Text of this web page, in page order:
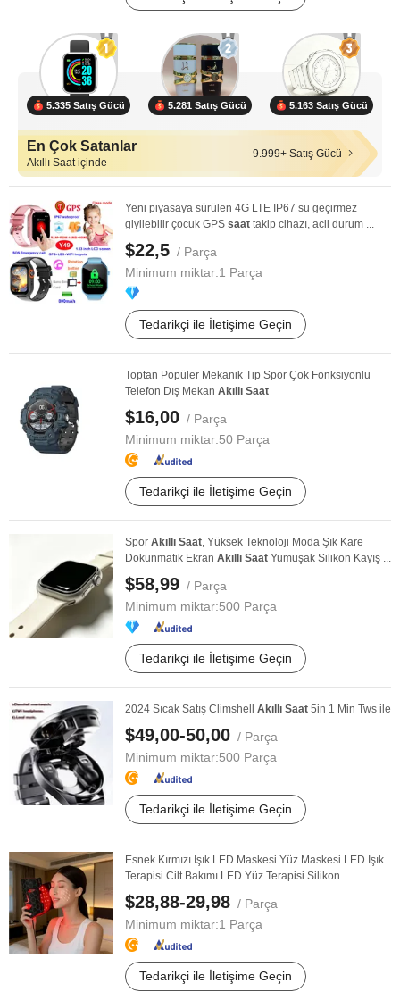
5.335 Satış Gücü 5.281 Satış Gücü 5.163 Satış Gücü
En Çok Satanlar
Akıllı Saat içinde
9.999+ Satış Gücü
Yeni piyasaya sürülen 4G LTE IP67 su geçirmez
giyilebilir çocuk GPS saat takip cihazı, acil durum ...
$22,5 / Parça
Minimum miktar:1 Parça
Tedarikçi ile İletişime Geçin
Toptan Popüler Mekanik Tip Spor Çok Fonksiyonlu
Telefon Dış Mekan Akıllı Saat
$16,00 / Parça
Minimum miktar:50 Parça
Tedarikçi ile İletişime Geçin
Spor Akıllı Saat, Yüksek Teknoloji Moda Şık Kare
Dokunmatik Ekran Akıllı Saat Yumuşak Silikon Kayış ...
$58,99 / Parça
Minimum miktar:500 Parça
Tedarikçi ile İletişime Geçin
2024 Sıcak Satış Climshell Akıllı Saat 5in 1 Min Tws ile
$49,00-50,00 / Parça
Minimum miktar:500 Parça
Tedarikçi ile İletişime Geçin
Esnek Kırmızı Işık LED Maskesi Yüz Maskesi LED Işık
Terapisi Cilt Bakımı LED Yüz Terapisi Silikon ...
$28,88-29,98 / Parça
Minimum miktar:1 Parça
Tedarikçi ile İletişime Geçin